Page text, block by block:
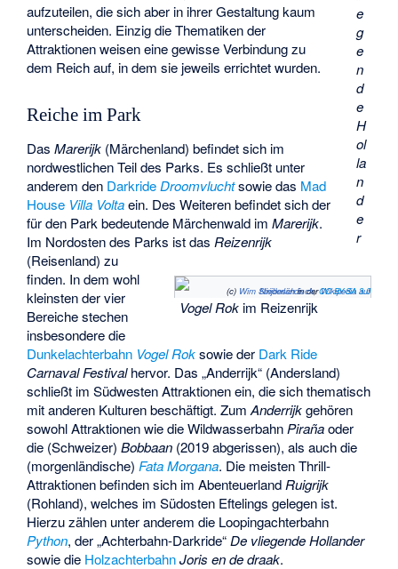
e
g
e
n
d
e
H
ol
la
n
d
e
r
aufzuteilen, die sich aber in ihrer Gestaltung kaum
unterscheiden. Einzig die Thematiken der
Attraktionen weisen eine gewisse Verbindung zu
dem Reich auf, in dem sie jeweils errichtet wurden.
Reiche im Park
(c) Wim Strijboschin der
Wikipedia auf Niederländisch,CC BY-SA 3.0
Vogel Rokim Reizenrijk
DasMarerijk (Märchenland) befindet sich im
nordwestlichen Teil des Parks. Es schließt unter
anderem den Darkride Droomvluchtsowie das Mad
House Villa Voltaein. Des Weiteren befindet sich der
für den Park bedeutende Märchenwald imMarerijk.
Im Nordosten des Parks ist das Reizenrijk
(Reisenland) zu
finden. In dem wohl
kleinsten der vier
Bereiche stechen
insbesondere die
Dunkelachterbahn Vogel Roksowie der Dark Ride
Carnaval Festivalhervor. Das „Anderrijk“ (Andersland)
schließt im Südwesten Attraktionen ein, die sich thematisch
mit anderen Kulturen beschäftigt. ZumAnderrijkgehören
sowohl Attraktionen wie die Wildwasserbahn Pirañaoder
die (Schweizer)Bobbaan (2019 abgerissen), als auch die
(morgenländische) Fata Morgana. Die meisten Thrill-
Attraktionen befinden sich im Abenteuerland Ruigrijk
(Rohland), welches im Südosten Eftelings gelegen ist.
Hierzu zählen unter anderem die Loopingachterbahn
Python, der „Achterbahn-Darkride“De vliegende Hollander
sowie die Holzachterbahn Joris en de draak.